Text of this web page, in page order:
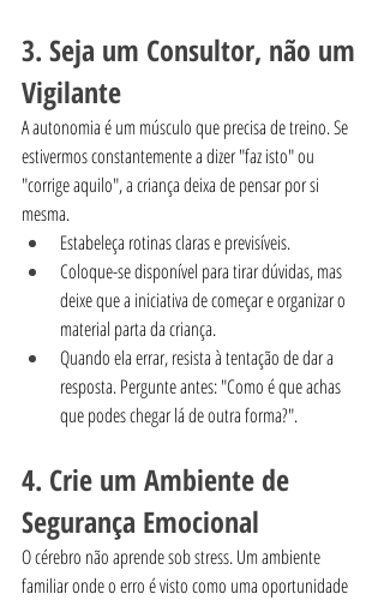
3. Seja um Consultor, não um
Vigilante
A autonomia é um músculo que precisa de treino. Se
estivermos constantemente a dizer "faz isto" ou
"corrige aquilo", a criança deixa de pensar por si
mesma.
Estabeleça rotinas claras e previsíveis.
Coloque-se disponível para tirar dúvidas, mas
deixe que a iniciativa de começar e organizar o
material parta da criança.
Quando ela errar, resista à tentação de dar a
resposta. Pergunte antes: "Como é que achas
que podes chegar lá de outra forma?".
4. Crie um Ambiente de
Segurança Emocional
O cérebro não aprende sob stress. Um ambiente
familiar onde o erro é visto como uma oportunidade